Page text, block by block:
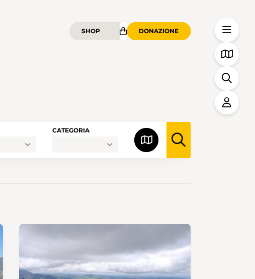
SHOP DONAZIONE
CATEGORIA